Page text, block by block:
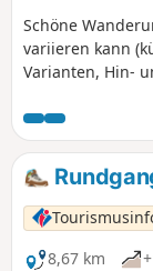
Schöne
variieren kann
Varianten, Hin-
im Wald, wenige
Teich...
8,67 km